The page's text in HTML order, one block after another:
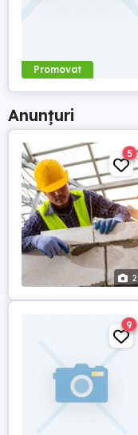
Promovat
Anunțuri
2
5
9